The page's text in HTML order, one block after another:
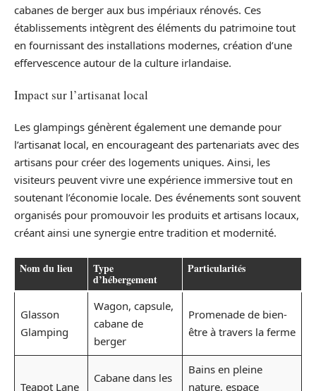
cabanes de berger aux bus impériaux rénovés. Ces
établissements intègrent des éléments du patrimoine tout
en fournissant des installations modernes, création d’une
effervescence autour de la culture irlandaise.
Impact sur l’artisanat local
Les glampings génèrent également une demande pour
l’artisanat local, en encourageant des partenariats avec des
artisans pour créer des logements uniques. Ainsi, les
visiteurs peuvent vivre une expérience immersive tout en
soutenant l’économie locale. Des événements sont souvent
organisés pour promouvoir les produits et artisans locaux,
créant ainsi une synergie entre tradition et modernité.
Nom du lieu Type
d’hébergement
Particularités
Glasson
Glamping
Wagon, capsule,
cabane de
berger
Promenade de bien-
être à travers la ferme
Teapot Lane
Cabane dans les
Bains en pleine
nature, espace